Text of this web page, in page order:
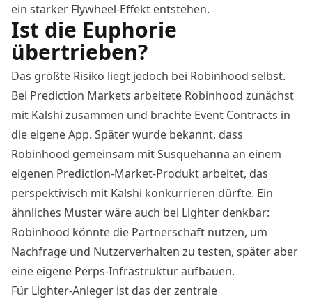
ein starker Flywheel-Effekt entstehen.
Ist die Euphorie
übertrieben?
Das größte Risiko liegt jedoch bei Robinhood selbst.
Bei Prediction Markets arbeitete Robinhood zunächst
mit Kalshi zusammen und brachte Event Contracts in
die eigene App. Später wurde bekannt, dass
Robinhood gemeinsam mit Susquehanna an einem
eigenen Prediction-Market-Produkt arbeitet, das
perspektivisch mit Kalshi konkurrieren dürfte. Ein
ähnliches Muster wäre auch bei Lighter denkbar:
Robinhood könnte die Partnerschaft nutzen, um
Nachfrage und Nutzerverhalten zu testen, später aber
eine eigene Perps-Infrastruktur aufbauen.
Für Lighter-Anleger ist das der zentrale